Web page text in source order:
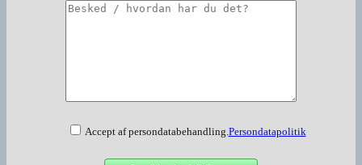
Accept af persondatabehandling. Persondatapolitik